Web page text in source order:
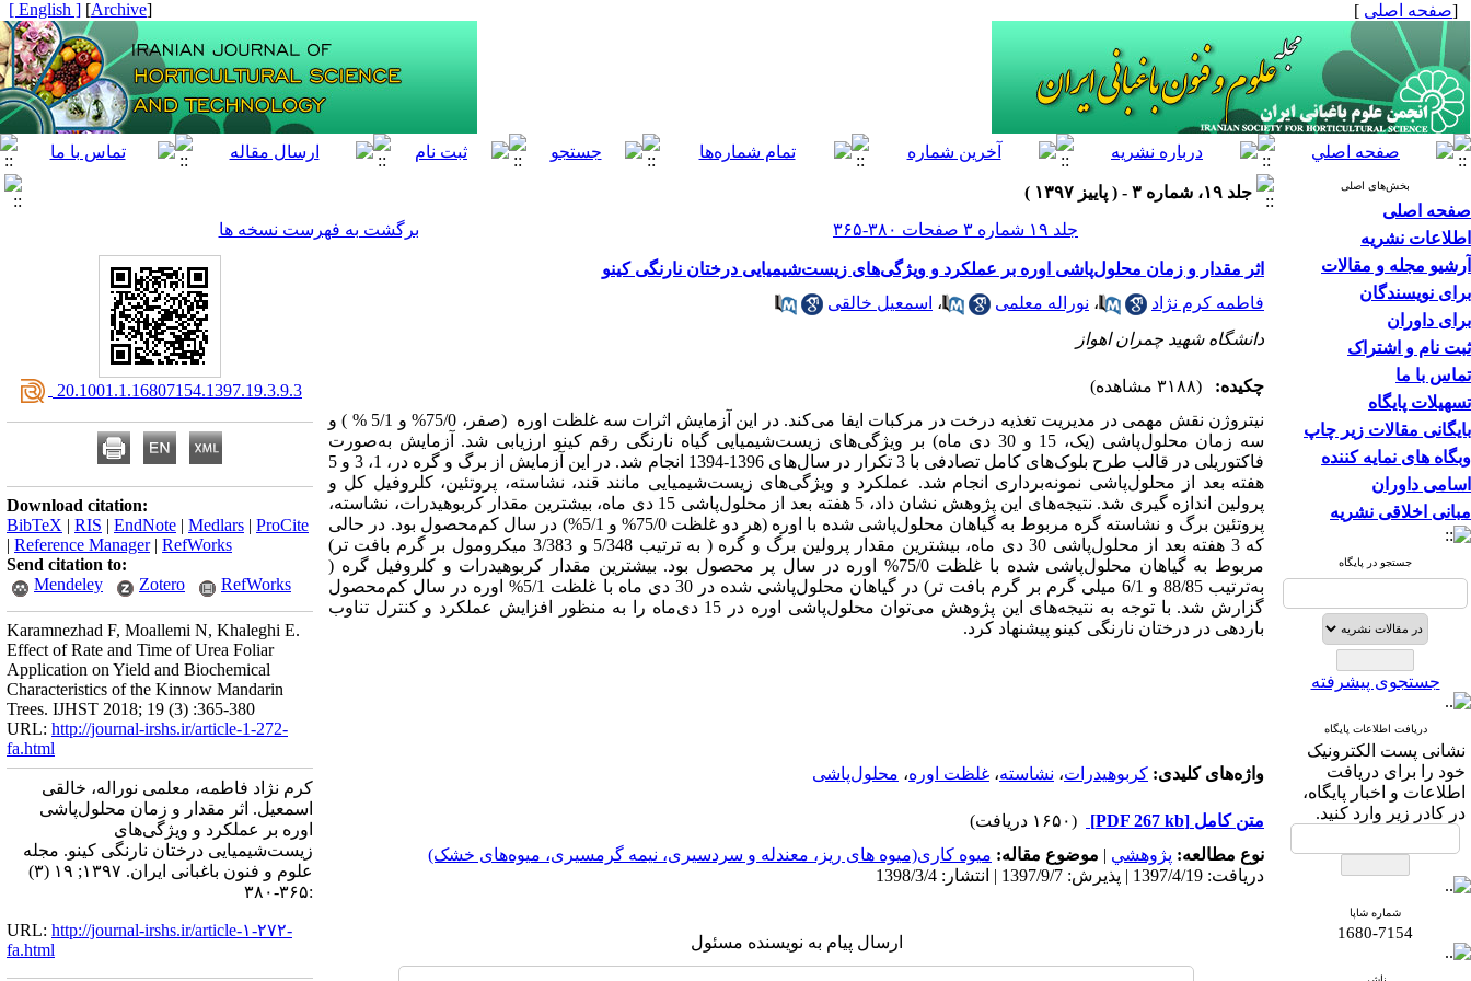
[صفحه اصلی ]
[
Archive
]
[ English ]
بخش‌های اصلی
صفحه اصلی
اطلاعات نشریه
آرشیو مجله و مقالات
برای نویسندگان
برای داوران
ثبت نام و اشتراک
تماس با ما
تسهیلات پایگاه
بایگانی مقالات زیر چاپ
وبگاه های نمایه کننده
اسامی داوران
مبانی اخلاقی نشریه
جستجو در پایگاه
جستجوی پیشرفته
دریافت اطلاعات پایگاه
نشانی پست الکترونیک
خود را برای دریافت
اطلاعات و اخبار پایگاه،
در کادر زیر وارد کنید.
شماره شاپا
1680-7154
جلد ۱۹، شماره ۳ - ( پاییز ۱۳۹۷ )
جلد ۱۹ شماره ۳ صفحات ۳۸۰-۳۶۵
برگشت به فهرست نسخه ها
اثر مقدار و زمان‌ محلول‌پاشی اوره بر عملکرد و ویژگی‌های زیست‌شیمیایی درختان نارنگی کینو
فاطمه کرم نژاد
، نوراله معلمی ، اسمعیل خالقی
دانشگاه شهید چمران اهواز
چکیده:
(۳۱۸۸ مشاهده)
نیتروژن نقش مهمی در مدیریت تغذیه درخت در مرکبات ایفا می‌کند. در این آزمایش اثرات سه غلظت اوره
(صفر، 75/0% و 5/1 % ) و
سه زمان محلول‌پاشی (یک، 15 و 30 دی ماه) بر ویژگی‌های زیست‌شیمیایی گیاه نارنگی رقم کینو ارزیابی شد. آزمایش به‌صورت
فاکتوریلی در قالب طرح بلوک‌های کامل تصادفی با 3 تکرار در سال‌های 1396-1394 انجام شد. در این آزمایش از برگ و گره در، 1، 3 و 5
هفته بعد از محلول‌پاشی نمونه‌برداری انجام شد. عملکرد و ویژگی‌های زیست‌شیمیایی مانند قند، نشاسته، پروتئین، کلروفیل کل و
پرولین اندازه گیری شد. نتیجه‌های این پژوهش نشان داد، 5 هفته بعد از محلول‌پاشی 15 دی ماه، بیشترین مقدار کربوهیدرات، نشاسته،
پروتئین برگ و نشاسته گره مربوط به گیاهان محلول‌پاشی شده با اوره (هر دو غلظت 75/0% و 5/1%) در سال کم‌محصول بود. در حالی
که 3 هفته بعد از محلول‌پاشی 30 دی ماه، بیشترین مقدار پرولین برگ و گره ( به ترتیب 5/348 و 3/383 میکرومول بر گرم بافت تر)
مربوط به گیاهان محلول‌پاشی شده با غلظت 75/0% اوره در سال پر محصول بود. بیشترین مقدار کربوهیدرات و کلروفیل گره (
به‌ترتیب 88/85 و 6/1 میلی گرم بر گرم بافت تر) در گیاهان محلول‌پاشی شده در 30 دی ماه با غلظت 5/1% اوره در سال کم‌محصول
گزارش شد. با توجه به نتیجه‌های این پژوهش می‌توان محلول‌پاشی اوره در 15 دی‌ماه را به منظور افزایش عملکرد و کنترل تناوب
باردهی در درختان نارنگی کینو پیشنهاد کرد.
واژه‌های کلیدی: کربوهیدرات، نشاسته، غلظت اوره، محلول‌پاشی
متن کامل [PDF 267 kb]
(۱۶۵۰ دریافت)
نوع مطالعه: پژوهشي | موضوع مقاله: میوه کاری(میوه های ریز، معندله و سردسیری، نیمه گرمسیری، میوه‌های خشک)
دریافت: 1397/4/19 | پذیرش: 1397/9/7 | انتشار: 1398/3/4
ارسال پیام به نویسنده مسئول
‎ 20.1001.1.16807154.1397.19.3.9.3
Download citation:
BibTeX | RIS | EndNote | Medlars | ProCite
| Reference Manager| RefWorks
Send citation to:
Mendeley
Zotero RefWorks
Karamnezhad F, Moallemi N, Khaleghi E.
Effect of Rate and Time of Urea Foliar
Application on Yield and Biochemical
Characteristics of the Kinnow Mandarin
Trees. IJHST 2018; 19 (3) :365-380
URL: http://journal-irshs.ir/article-1-272-
fa.html
کرم نژاد فاطمه، معلمی نوراله، خالقی
اسمعیل. اثر مقدار و زمان‌ محلول‌پاشی
اوره بر عملکرد و ویژگی‌های
زیست‌شیمیایی درختان نارنگی کینو. مجله
علوم و فنون باغبانی ایران. ۱۳۹۷; ۱۹ (۳)
:۳۶۵-۳۸۰
URL: http://journal-irshs.ir/article-۱-۲۷۲-
fa.html